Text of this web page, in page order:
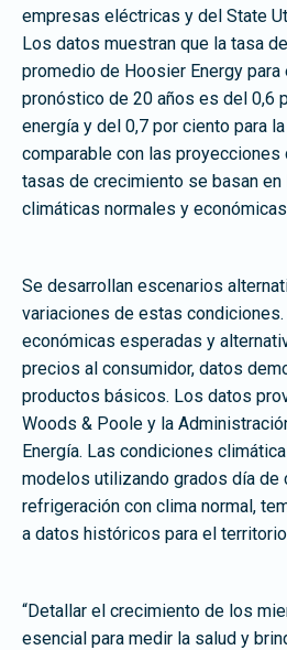
empresas eléctricas y del State
Los datos muestran que la tasa
promedio de Hoosier Energy
pronóstico de 20 años es del 0,6
energía y del 0,7 por ciento para
comparable con las
tasas de crecimiento se basan
climáticas normales y
Se desarrollan escenarios
variaciones de estas
económicas esperadas y
precios al consumidor, datos
productos básicos. Los datos
Woods & Poole y la
Energía. Las condiciones
modelos utilizando grados día de
refrigeración con clima normal,
a datos históricos para el
“Detallar el crecimiento de los
esencial para medir la salud y